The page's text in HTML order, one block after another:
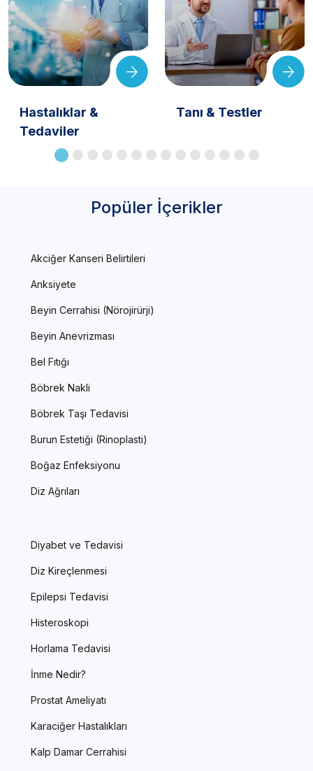
Hastalıklar &
Tedaviler
Tanı & Testler
Popüler İçerikler
Akciğer Kanseri Belirtileri
Anksiyete
Beyin Cerrahisi (Nörojirürji)
Beyin Anevrizması
Bel Fıtığı
Böbrek Nakli
Böbrek Taşı Tedavisi
Burun Estetiği (Rinoplasti)
Boğaz Enfeksiyonu
Diz Ağrıları
Diyabet ve Tedavisi
Diz Kireçlenmesi
Epilepsi Tedavisi
Histeroskopi
Horlama Tedavisi
İnme Nedir?
Prostat Ameliyatı
Karaciğer Hastalıkları
Kalp Damar Cerrahisi